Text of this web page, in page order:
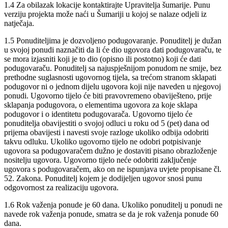
1.4 Za obilazak lokacije kontaktirajte Upravitelja šumarije. Punu
verziju projekta može naći u Šumariji u kojoj se nalaze odjeli iz
natječaja.
1.5 Ponuditeljima je dozvoljeno podugovaranje. Ponuditelj je dužan
u svojoj ponudi naznačiti da li će dio ugovora dati podugovaraču, te
se mora izjasniti koji je to dio (opisno ili postotno) koji će dati
podugovaraču. Ponuditelj sa najuspješnijom ponudom ne smije, bez
prethodne suglasnosti ugovornog tijela, sa trećom stranom sklapati
podugovor ni o jednom dijelu ugovora koji nije naveden u njegovoj
ponudi. Ugovorno tijelo će biti pravovremeno obaviješteno, prije
sklapanja podugovora, o elementima ugovora za koje sklapa
podugovor i o identitetu podugovarača. Ugovorno tijelo će
ponuditelja obavijestiti o svojoj odluci u roku od 5 (pet) dana od
prijema obavijesti i navesti svoje razloge ukoliko odbija odobriti
takvu odluku. Ukoliko ugovorno tijelo ne odobri potpisivanje
ugovora sa podugovaračem dužno je dostaviti pisano obrazloženje
nositelju ugovora. Ugovorno tijelo neće odobriti zaključenje
ugovora s podugovaračem, ako on ne ispunjava uvjete propisane čl.
52. Zakona. Ponuditelj kojem je dodijeljen ugovor snosi punu
odgovornost za realizaciju ugovora.
1.6 Rok važenja ponude je 60 dana. Ukoliko ponuditelj u ponudi ne
navede rok važenja ponude, smatra se da je rok važenja ponude 60
dana.